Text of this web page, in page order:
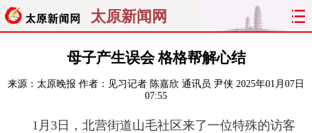
太原新闻网
聚焦 太原
经济 关注 文明 出行
纵横 曝光 综合 专题
母子产生误会 格格帮解心结
来源： 太原晚报 作者：见习记者 陈嘉欣 通讯员 尹侠 2025年01月07日
07:55
1月3日，北营街道山毛社区来了一位特殊的访客